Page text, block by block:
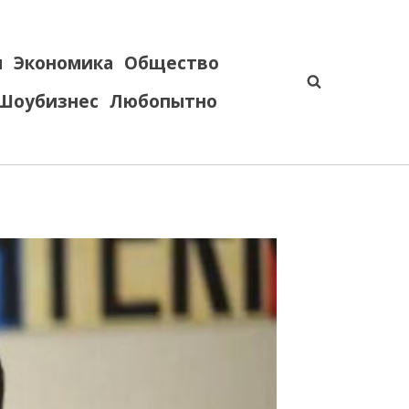
Экономика Общество
Любопытно